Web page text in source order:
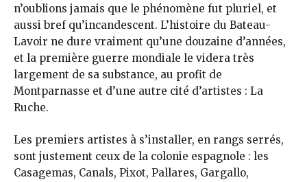
n’oublions jamais que le phénomène fut pluriel, et
aussi bref qu’incandescent. L’histoire du Bateau-
Lavoir ne dure vraiment qu’une douzaine d’années,
et la première guerre mondiale le videra très
largement de sa substance, au profit de
Montparnasse et d’une autre cité d’artistes : La
Ruche.
Les premiers artistes à s’installer, en rangs serrés,
sont justement ceux de la colonie espagnole : les
Casagemas, Canals, Pixot, Pallares, Gargallo,